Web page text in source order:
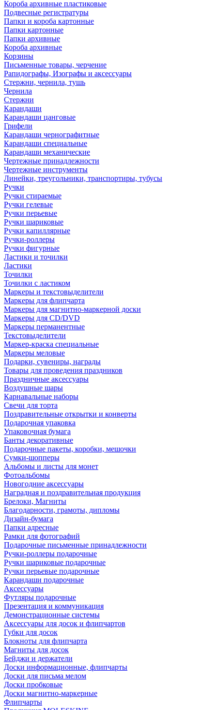
Короба архивные пластиковые
Подвесные регистратуры
Папки и короба картонные
Папки картонные
Папки архивные
Короба архивные
Корзины
Письменные товары, черчение
Рапидографы, Изографы и аксессуары
Стержни, чернила, тушь
Чернила
Стержни
Карандаши
Карандаши цанговые
Грифели
Карандаши чернографитные
Карандаши специальные
Карандаши механические
Чертежные принадлежности
Чертежные инструменты
Линейки, треугольники, транспортиры, тубусы
Ручки
Ручки стираемые
Ручки гелевые
Ручки перьевые
Ручки шариковые
Ручки капиллярные
Ручки-роллеры
Ручки фигурные
Ластики и точилки
Ластики
Точилки
Точилки с ластиком
Маркеры и текстовыделители
Маркеры для флипчарта
Маркеры для магнитно-маркерной доски
Маркеры для CD/DVD
Маркеры перманентные
Текстовыделители
Маркер-краска специальные
Маркеры меловые
Подарки, сувениры, награды
Товары для проведения праздников
Праздничные аксессуары
Воздушные шары
Карнавальные наборы
Свечи для торта
Поздравительные открытки и конверты
Подарочная упаковка
Упаковочная бумага
Банты декоративные
Подарочные пакеты, коробки, мешочки
Сумки-шопперы
Альбомы и листы для монет
Фотоальбомы
Новогодние аксессуары
Наградная и поздравительная продукция
Брелоки, Магниты
Благодарности, грамоты, дипломы
Дизайн-бумага
Папки адресные
Рамки для фотографий
Подарочные письменные принадлежности
Ручки-роллеры подарочные
Ручки шариковые подарочные
Ручки перьевые подарочные
Карандаши подарочные
Аксессуары
Футляры подарочные
Презентация и коммуникация
Демонстрационные системы
Аксессуары для досок и флипчартов
Губки для досок
Блокноты для флипчарта
Магниты для досок
Бейджи и держатели
Доски информационные, флипчарты
Доски для письма мелом
Доски пробковые
Доски магнитно-маркерные
Флипчарты